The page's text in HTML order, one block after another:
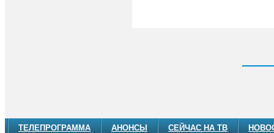
ТЕЛЕПРОГРАММА АНОНСЫ СЕЙЧАС НА ТВ